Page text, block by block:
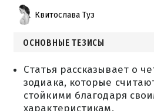
Квитослава Туз
ОСНОВНЫЕ ТЕЗИСЫ
Статья рассказывает о
зодиака, которые
стойкими благодаря
характеристикам.